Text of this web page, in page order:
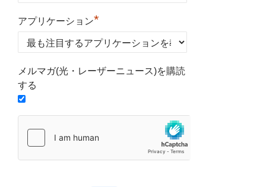
アプリケーション*
メルマガ(光・レーザーニュース)を購読
する